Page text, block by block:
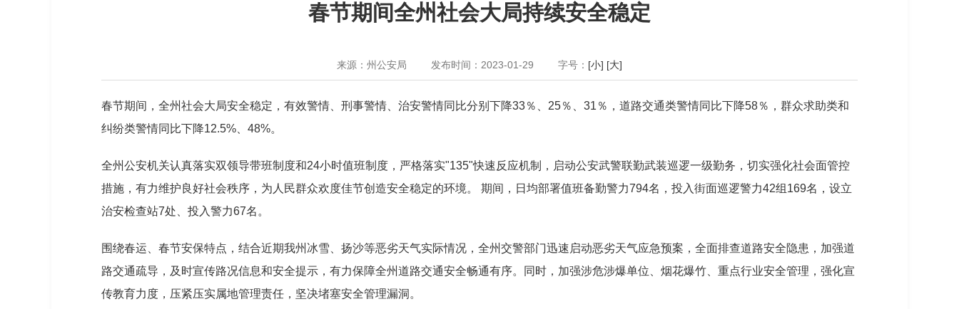
春节期间全州社会大局持续安全稳定
来源：州公安局 发布时间：2023-01-29 字号： [小] [大]
春节期间，全州社会大局安全稳定，有效警情、刑事警情、治安警情同比分别下降33％、25％、31％，道路交通类警情同比下降58％，群众求助类和
纠纷类警情同比下降12.5%、48%。
全州公安机关认真落实双领导带班制度和24小时值班制度，严格落实"135"快速反应机制，启动公安武警联勤武装巡逻一级勤务，切实强化社会面管控
措施，有力维护良好社会秩序，为人民群众欢度佳节创造安全稳定的环境。 期间，日均部署值班备勤警力794名，投入街面巡逻警力42组169名，设立
治安检查站7处、投入警力67名。
围绕春运、春节安保特点，结合近期我州冰雪、扬沙等恶劣天气实际情况，全州交警部门迅速启动恶劣天气应急预案，全面排查道路安全隐患，加强道
路交通疏导，及时宣传路况信息和安全提示，有力保障全州道路交通安全畅通有序。同时，加强涉危涉爆单位、烟花爆竹、重点行业安全管理，强化宣
传教育力度，压紧压实属地管理责任，坚决堵塞安全管理漏洞。